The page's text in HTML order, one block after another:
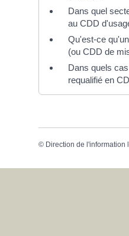
Dans quel
au CDD
Qu'est-ce
(ou CDD de
Dans quels
requalifié en
© Direction de l'information